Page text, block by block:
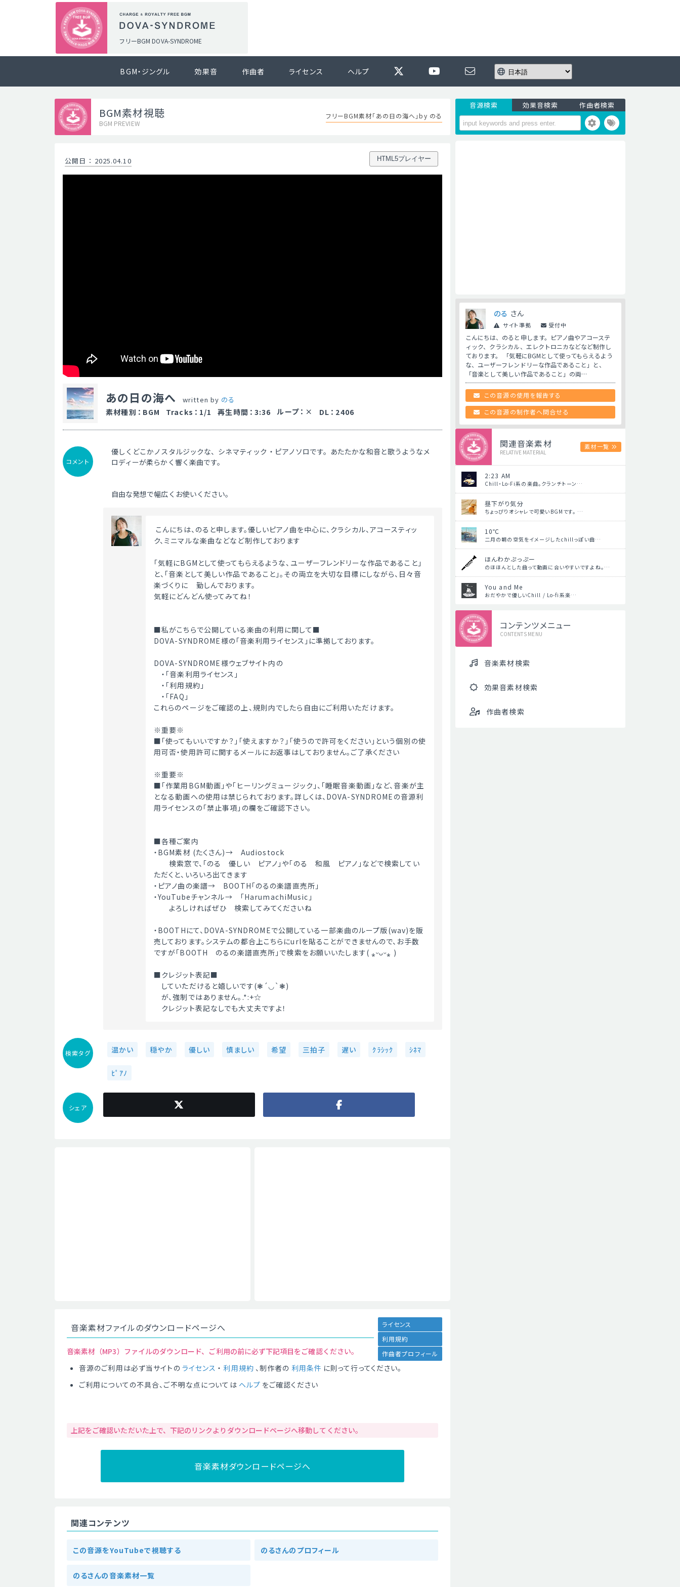
フリーBGM DOVA-SYNDROME
BGM・ジングル 効果音 作曲者 ライセンス ヘルプ
BGM素材視聴
BGM PREVIEW
フリーBGM素材「あの日の海へ」by のる
公開日 ： 2025.04.10 HTML5プレイヤー
あの日の海へ written by のる
素材種別 ： BGM Tracks ： 1/1 再生時間 ： 3:36 ループ ： DL ： 2406
コメント
優しくどこかノスタルジックな、シネマティック・ピアノソロです。あたたかな和音と歌うようなメ
ロディーが柔らかく響く楽曲です。
自由な発想で幅広くお使いください。
ク、ミニマルな楽曲などなど制作しております
「気軽にBGMとして使ってもらえるような、ユーザーフレンドリーな作品であること」
と、「音楽として美しい作品であること」。その両立を大切な目標にしながら、日々音
楽づくりに　勤しんでおります。
気軽にどんどん使ってみてね！
■私がこちらで公開している楽曲の利用に関して■
DOVA-SYNDROME様の「音楽利用ライセンス」に準拠しております。
DOVA-SYNDROME様ウェブサイト内の
・「音楽利用ライセンス」
・「利用規約」
・「FAQ」
これらのページをご確認の上、規則内でしたら自由にご利用いただけます。
※重要※
■「使ってもいいですか？」「使えますか？」「使うので許可をください」という個別の使
用可否・使用許可に関するメールにお返事はしておりません。ご了承ください
※重要※
■「作業用BGM動画」や「ヒーリングミュージック」、「睡眠音楽動画」など、音楽が主
となる動画への使用は禁じられております。詳しくは、DOVA-SYNDROMEの音源利
用ライセンスの「禁止事項」の欄をご確認下さい。
■各種ご案内
・BGM素材 (たくさん)→　Audiostock
検索窓で、「のる　優しい　ピアノ」や「のる　和風　ピアノ」などで検索してい
ただくと、いろいろ出てきます
・ピアノ曲の楽譜→　BOOTH「のるの楽譜直売所」
・YouTubeチャンネル→　「HarumachiMusic」
よろしければぜひ　検索してみてくださいね
・BOOTHにて、DOVA-SYNDROMEで公開している一部楽曲のループ版(wav)を販
売しております。システムの都合上こちらにurlを貼ることができませんので、お手数
ですが「BOOTH　のるの楽譜直売所」で検索をお願いいたします( ⁎ᵕᴗᵕ⁎ )
■クレジット表記■
していただけると嬉しいです(❃´◡`❃)
が、強制ではありません｡.*:+☆
クレジット表記なしでも大丈夫ですよ！
検索タグ 温かい 穏やか 優しい 慎ましい 希望 三拍子 遅い ｸﾗｼｯｸ ｼﾈﾏ
ﾋﾟｱﾉ
シェア
音楽素材ファイルのダウンロードページへ
ライセンス
利用規約
作曲者プロフィール
音楽素材（MP3）ファイルのダウンロード、ご利用の前に必ず下記項目をご確認ください。
音源のご利用は必ず当サイトの ライセンス ・ 利用規約 、制作者の 利用条件 に則って行ってください。
ご利用についての不具合、ご不明な点については ヘルプ をご確認ください
上記をご確認いただいた上で、下記のリンクよりダウンロードページへ移動してください。
音楽素材ダウンロードページへ
関連コンテンツ
この音源をYouTubeで視聴する のるさんのプロフィール
のるさんの音楽素材一覧
音源検索 効果音検索 作曲者検索
のる さん
サイト準拠 受付中
こんにちは、のると申します。ピアノ曲やアコーステ
ィック、クラシカル、エレクトロニカなどなど制作し
ております。 「気軽にBGMとして使ってもらえるよう
な、ユーザーフレンドリーな作品であること」と、
「音楽として美しい作品であること」の両…
この音源の使用を報告する
この音源の制作者へ問合せる
関連音楽素材
RELATIVE MATERIAL
素材一覧
2:23 AM
Chill・Lo-Fi系の楽曲。クランチトーン…
昼下がり気分
ちょっぴりオシャレで可愛いBGMです。 …
10℃
二月の朝の空気をイメージしたchillっぽい曲…
ほんわかぷっぷー
のほほんとした曲って動画に合いやすいですよね。…
You and Me
おだやかで優しいChill / Lo-fi系楽…
コンテンツメニュー
CONTENTS MENU
音楽素材検索
効果音素材検索
作曲者検索